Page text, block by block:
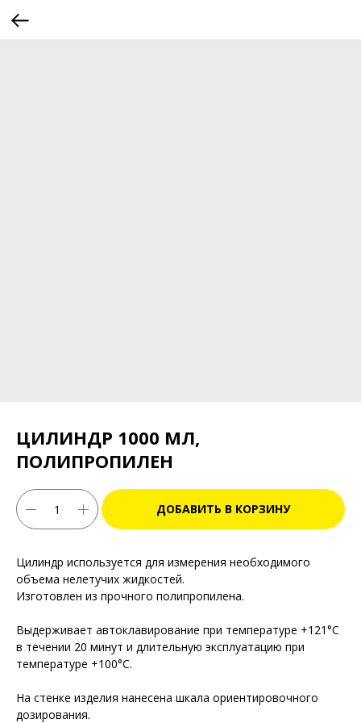
ЦИЛИНДР 1000 МЛ,
ПОЛИПРОПИЛЕН
ДОБАВИТЬ В КОРЗИНУ
Цилиндр используется для измерения необходимого
объема нелетучих жидкостей.
Изготовлен из прочного полипропилена.
Выдерживает автоклавирование при температуре +121°С
в течении 20 минут и длительную эксплуатацию при
температуре +100°C.
На стенке изделия нанесена шкала ориентировочного
дозирования.